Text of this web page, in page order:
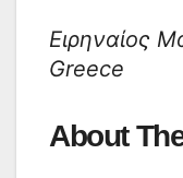
Ειρηναίος
Greece
About